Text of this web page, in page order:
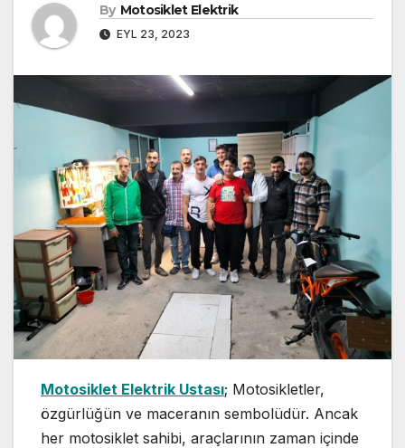
By Motosiklet Elektrik
EYL 23, 2023
Motosiklet Elektrik Ustası; Motosikletler,
özgürlüğün ve maceranın sembolüdür. Ancak
her motosiklet sahibi, araçlarının zaman içinde